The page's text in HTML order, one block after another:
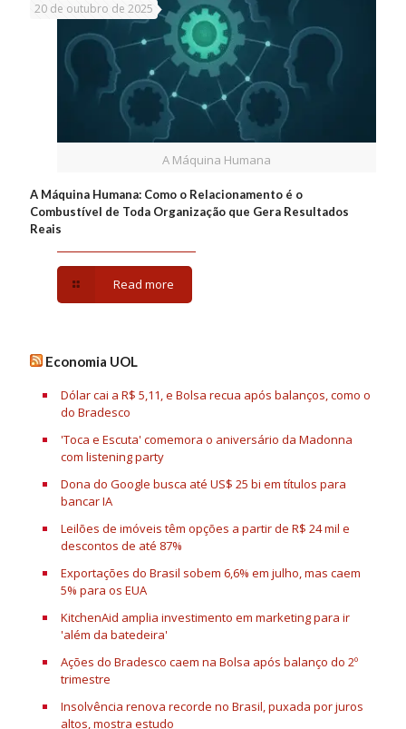
A Máquina Humana
20 de outubro de 2025
A Máquina Humana: Como o Relacionamento é o
Combustível de Toda Organização que Gera Resultados
Reais
Read more
Economia UOL
Dólar cai a R$ 5,11, e Bolsa recua após balanços, como o
do Bradesco
'Toca e Escuta' comemora o aniversário da Madonna
com listening party
Dona do Google busca até US$ 25 bi em títulos para
bancar IA
Leilões de imóveis têm opções a partir de R$ 24 mil e
descontos de até 87%
Exportações do Brasil sobem 6,6% em julho, mas caem
5% para os EUA
KitchenAid amplia investimento em marketing para ir
'além da batedeira'
Ações do Bradesco caem na Bolsa após balanço do 2º
trimestre
Insolvência renova recorde no Brasil, puxada por juros
altos, mostra estudo